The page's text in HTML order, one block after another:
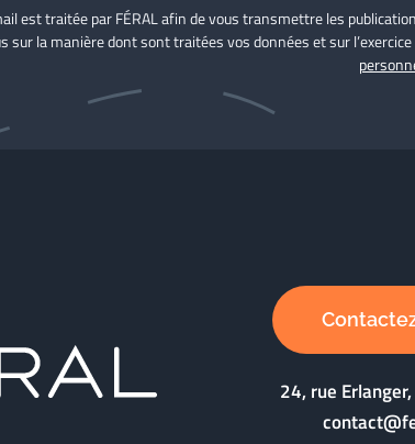
est traitée par FÉRAL afin de vous transmettre les
sur la manière dont sont traitées vos données et sur
24, rue